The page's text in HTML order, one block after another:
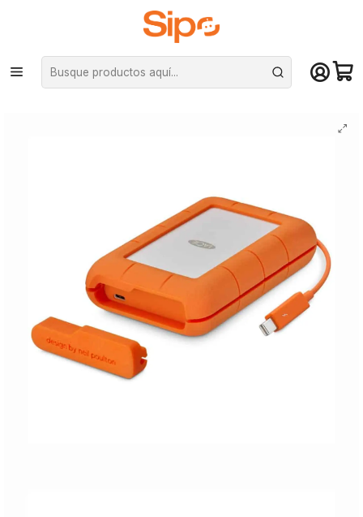
¡Compra hasta mediodía y recibe hoy! De lunes a sábado en el gran
Santiago. Envío gratis desde $29.990
Computación y Gamers Almacenamiento portátil SSD Portátil
Disco duro externo Lacie Rugged USB-C Thunderbolt - 2TB